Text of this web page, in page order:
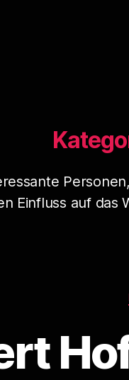
Einfluss auf das